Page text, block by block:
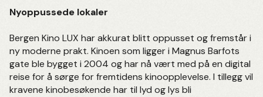
Nyoppussede lokaler
Bergen Kino LUX har akkurat blitt oppusset og fremstår i
ny moderne prakt. Kinoen som ligger i Magnus Barfots
gate ble bygget i 2004 og har nå vært med på en digital
reise for å sørge for fremtidens kinoopplevelse. I tillegg vil
kravene kinobesøkende har til lyd og lys bli